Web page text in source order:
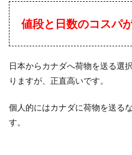
値段と日数のコスパ
日本からカナダへ荷物を送る選
りますが、正直高いです。
個人的にはカナダに荷物を送る
す。